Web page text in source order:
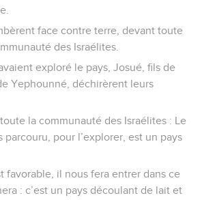
face contre terre, devant toute
des Israélites.
exploré le pays, Josué, fils de
Yephounné, déchirèrent leurs
la communauté des Israélites : Le
parcouru, pour l’explorer, est un pays
favorable, il nous fera entrer dans ce
: c’est un pays découlant de lait et